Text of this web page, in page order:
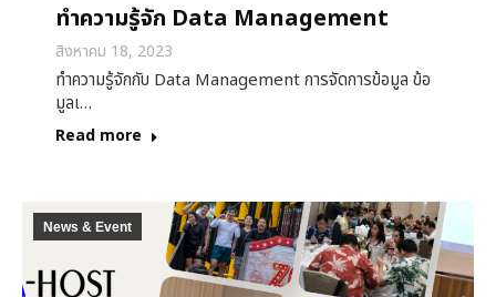
ทำความรู้จัก Data Management
สิงหาคม 18, 2023
ทำความรู้จักกับ Data Management การจัดการข้อมูล ข้อ
มูลเ…
Read more
News & Event